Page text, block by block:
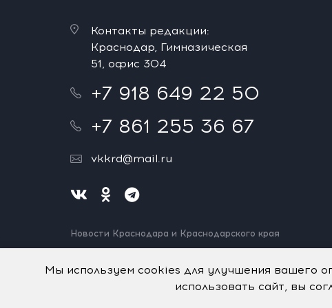
Контакты редакции:
Краснодар, Гимназическая
51, офис 304
+7 918 649 22 50
+7 861 255 36 67
vkkrd@mail.ru
Новости Краснодара и Краснодарского края
Нашли ошибку? Выделите и нажмите Ctrl+Enter.
Мы используем cookies для улучшения вашего
использовать сайт, вы